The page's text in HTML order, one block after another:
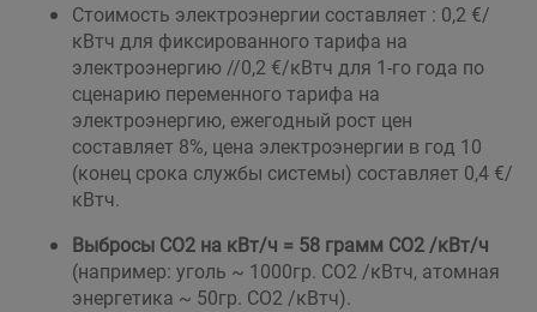
Стоимость электроэнергии составляет : 0,2 €/
кВтч для фиксированного тарифа на
электроэнергию //0,2 €/кВтч для 1-го года по
сценарию переменного тарифа на
электроэнергию, ежегодный рост цен
составляет 8%, цена электроэнергии в год 10
(конец срока службы системы) составляет 0,4 €/
кВтч.
Выбросы CO2 на кВт/ч = 58 грамм CO2 /кВт/ч
(например: уголь ~ 1000гр. CO2 /кВтч, атомная
энергетика ~ 50гр. CO2 /кВтч).